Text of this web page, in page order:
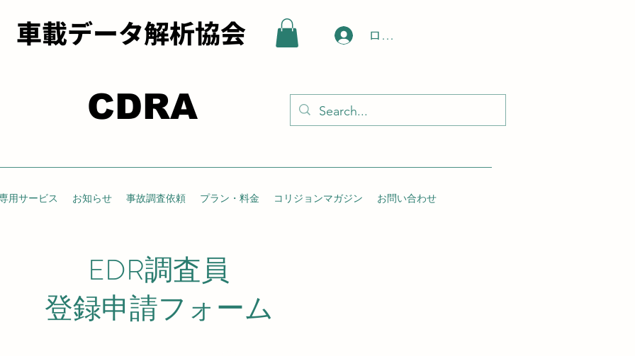
載データ解析協会
CDRA
ログイン
用サービス お知らせ 事故調査依頼 プラン・料金 コリジョンマガジン お問い合わせ
EDR調査員
登録申請フォーム